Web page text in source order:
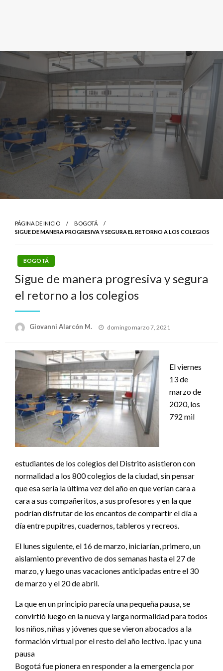
PÁGINA DE INICIO
BOGOTÁ
SIGUE DE MANERA PROGRESIVA Y SEGURA EL RETORNO A LOS COLEGIOS
BOGOTÁ
Sigue de manera progresiva y segura
el retorno a los colegios
Giovanni Alarcón M.
Publicado
domingo marzo 7, 2021
El viernes
13 de
marzo de
2020, los
792 mil
estudiantes de los colegios del Distrito asistieron con
normalidad a los 800 colegios de la ciudad, sin pensar
que esa sería la última vez del año en que verían cara a
cara a sus compañeritos, a sus profesores y en la que
podrían disfrutar de los encantos de compartir el día a
día entre pupitres, cuadernos, tableros y recreos.
El lunes siguiente, el 16 de marzo, iniciarían, primero, un
aislamiento preventivo de dos semanas hasta el 27 de
marzo, y luego unas vacaciones anticipadas entre el 30
de marzo y el 20 de abril.
La que en un principio parecía una pequeña pausa, se
convirtió luego en la nueva y larga normalidad para todos
los niños, niñas y jóvenes que se vieron abocados a la
formación virtual por el resto del año lectivo. Ipac y una
pausa
Bogotá fue pionera en responder a la emergencia por